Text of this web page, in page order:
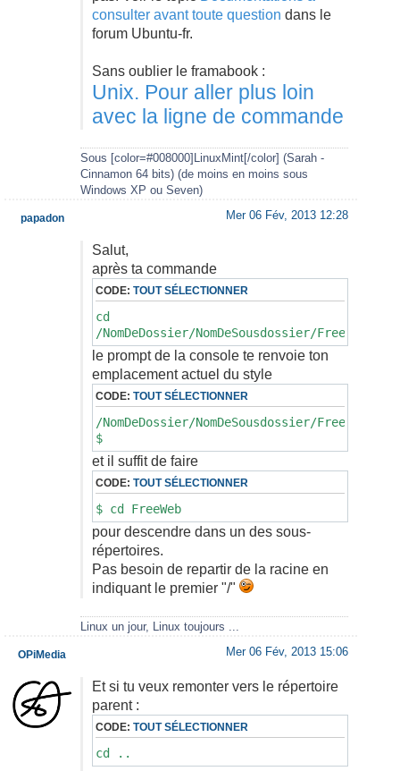
consulter avant toute question dans le
forum Ubuntu-fr.
Sans oublier le framabook :
Unix. Pour aller plus loin
avec la ligne de commande
Sous [color=#008000]LinuxMint[/color] (Sarah -
Cinnamon 64 bits) (de moins en moins sous
Windows XP ou Seven)
Mer 06 Fév, 2013 12:28
Salut,
après ta commande
CODE: TOUT SÉLECTIONNER
cd
/NomDeDossier/NomDeSousdossier/FreeShare
le prompt de la console te renvoie ton
emplacement actuel du style
CODE: TOUT SÉLECTIONNER
/NomDeDossier/NomDeSousdossier/FreeShare
$
et il suffit de faire
CODE: TOUT SÉLECTIONNER
$ cd FreeWeb
pour descendre dans un des sous-
répertoires.
Pas besoin de repartir de la racine en
indiquant le premier "/"
Linux un jour, Linux toujours ...
papadon
Mer 06 Fév, 2013 15:06
Et si tu veux remonter vers le répertoire
parent :
CODE: TOUT SÉLECTIONNER
cd ..
OPiMedia